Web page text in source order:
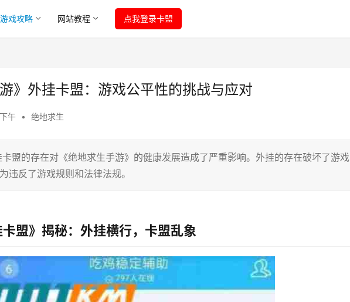
游戏攻略 网站教程 点我登录卡盟
》外挂卡盟：游戏公平性的挑战与应对
午 • 绝地求生
盟的存在对《绝地求生手游》的健康发展造成了严重影响。外挂的存在破坏了游戏
违反了游戏规则和法律法规。
卡盟》揭秘：外挂横行，卡盟乱象